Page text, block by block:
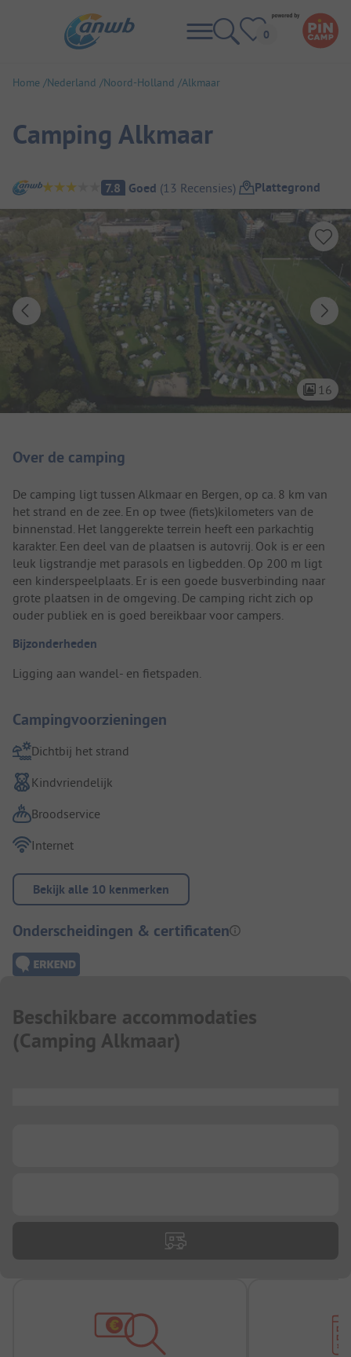
Home Nederland Noord-Holland Alkmaar
Camping Alkmaar
Camping overzicht
7.8 Goed (13 Recensies) Plattegrond
16
Over de camping
De camping ligt tussen Alkmaar en Bergen, op ca. 8 km van
het strand en de zee. En op twee (fiets)kilometers van de
binnenstad. Het langgerekte terrein heeft een parkachtig
karakter. Een deel van de plaatsen is autovrij. Ook is er een
leuk ligstrandje met parasols en ligbedden. Op 200 m ligt
een kinderspeelplaats. Er is een goede busverbinding naar
grote plaatsen in de omgeving. De camping richt zich op
ouder publiek en is goed bereikbaar voor campers.
Bijzonderheden
Ligging aan wandel- en fietspaden.
Campingvoorzieningen
Dichtbij het strand
Kindvriendelijk
Broodservice
Internet
Bekijk alle 10 kenmerken
Onderscheidingen & certificaten
Beschikbare accommodaties
(Camping Alkmaar)